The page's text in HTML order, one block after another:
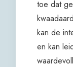
toe dat
kan de
en kan